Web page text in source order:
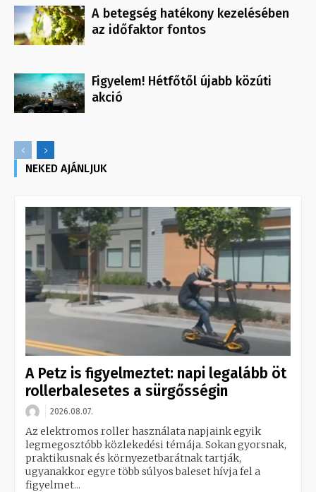
A betegség hatékony kezelésében
az időfaktor fontos
Figyelem! Hétfőtől újabb közúti
akció
NEKED AJÁNLJUK
A Petz is figyelmeztet: napi legalább öt
rollerbalesetes a sürgősségin
2026.08.07.
Az elektromos roller használata napjaink egyik
legmegosztóbb közlekedési témája. Sokan gyorsnak,
praktikusnak és környezetbarátnak tartják,
ugyanakkor egyre több súlyos baleset hívja fel a
figyelmet...